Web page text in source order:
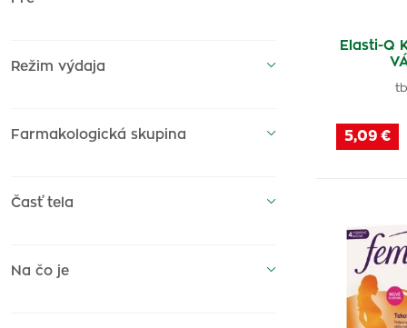
Golden Product
Femannose(1)
Profertil
>40 rokov(1)
Režim výdaja
Farmakologická skupina
Časť tela
Na čo je
Elasti-Q
5,09 €